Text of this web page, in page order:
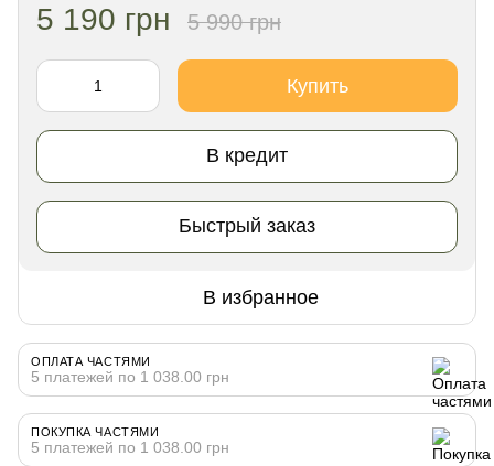
5 190 грн 5 990 грн
Купить
В кредит
Быстрый заказ
В избранное
ОПЛАТА ЧАСТЯМИ
5 платежей по 1 038.00 грн
ПОКУПКА ЧАСТЯМИ
5 платежей по 1 038.00 грн